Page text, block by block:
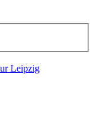
Leipzig